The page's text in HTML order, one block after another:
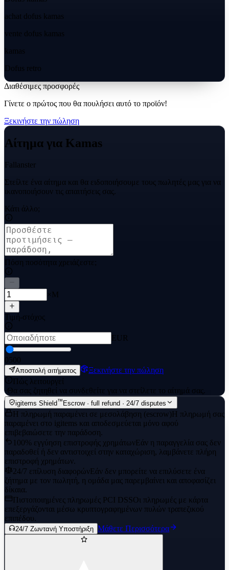
achat dofus kamas
vente dofus kamas
kamas
Dofus retro
Διαθέσιμες προσφορές
Γίνετε ο πρώτος που θα πουλήσει αυτό το προϊόν!
Ξεκινήστε την πώληση
Αίτημα για Kamas
Fallanster
Στείλτε ένα αίτημα και θα ειδοποιήσουμε τους πωλητές μας για να
ικανοποιήσουν τις απαιτήσεις σας.
Κάτι άλλο;
Πόση ποσότητα χρειάζεστε;
×M
Τιμή-στόχος
EUR
0500
Αποστολή αιτήματος
Ξεκινήστε την πώληση
Πώς λειτουργεί
·Θα σας ζητηθεί να συνδεθείτε για να στείλετε το αίτημά σας.
igitems Shield™ Escrow · full refund · 24/7 disputes
Η πληρωμή παραμένει σε μεσολάβηση (escrow)Η πληρωμή σας
παραμένει στο igitems και αποδεσμεύεται μόνο αφού
επιβεβαιώσετε την παράδοση.
100% εγγύηση επιστροφής χρημάτωνΕάν η παραγγελία σας δεν
παραδοθεί ή δεν αντιστοιχεί στην καταχώριση, λαμβάνετε πλήρη
επιστροφή χρημάτων.
24/7 επίλυση διαφορώνΕάν δεν μπορείτε να επιλύσετε ένα
ζήτημα με τον πωλητή, η ομάδα μας παρεμβαίνει και αποφασίζει
δίκαια.
Πιστοποιημένες πληρωμές PCI DSSΟι πληρωμές με κάρτα
επεξεργάζονται μέσω κρυπτογραφημένων πυλών τραπεζικού
επιπέδου.
24/7 Ζωντανή Υποστήριξη Μάθετε Περισσότερα